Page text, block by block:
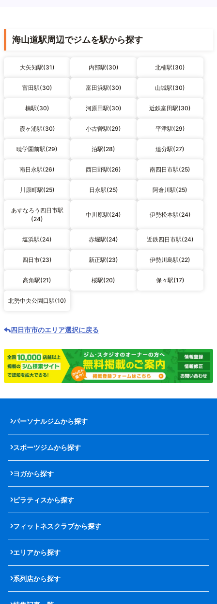
海山道駅周辺でジムを駅から探す
大矢知駅(31) 内部駅(30) 北楠駅(30)
富田駅(30) 富田浜駅(30) 山城駅(30)
楠駅(30) 河原田駅(30) 近鉄富田駅(30)
霞ヶ浦駅(30) 小古曽駅(29) 平津駅(29)
暁学園前駅(29) 泊駅(28) 追分駅(27)
南日永駅(26) 西日野駅(26) 南四日市駅(25)
川原町駅(25) 日永駅(25) 阿倉川駅(25)
あすなろう四日市駅
(24)
中川原駅(24) 伊勢松本駅(24)
塩浜駅(24) 赤堀駅(24) 近鉄四日市駅(24)
四日市(23) 新正駅(23) 伊勢川島駅(22)
高角駅(21) 桜駅(20) 保々駅(17)
北勢中央公園口駅(10)
四日市市のエリア選択に戻る
パーソナルジムから探す
スポーツジムから探す
ヨガから探す
ピラティスから探す
フィットネスクラブから探す
エリアから探す
系列店から探す